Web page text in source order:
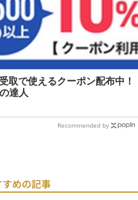
取で使えるクーポン配布中！
達人
Recommended by
めの記事